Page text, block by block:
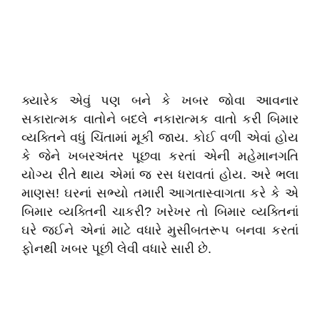
ક્યારેક એવું પણ બને કે ખબર જોવા આવનાર
સકારાત્મક વાતોને બદલે નકારાત્મક વાતો કરી બિમાર
વ્યક્તિને વધું ચિંતામાં મૂકી જાય. કોઈ વળી એવાં હોય
કે જેને ખબરઅંતર પૂછવા કરતાં એની મહેમાનગતિ
યોગ્ય રીતે થાય એમાં જ રસ ધરાવતાં હોય. અરે ભલા
માણસ! ઘરનાં સભ્યો તમારી આગતાસ્વાગતા કરે કે એ
બિમાર વ્યક્તિની ચાકરી? ખરેખર તો બિમાર વ્યક્તિનાં
ઘરે જઈને એનાં માટે વધારે મુસીબતરૂપ બનવા કરતાં
ફોનથી ખબર પૂછી લેવી વધારે સારી છે.